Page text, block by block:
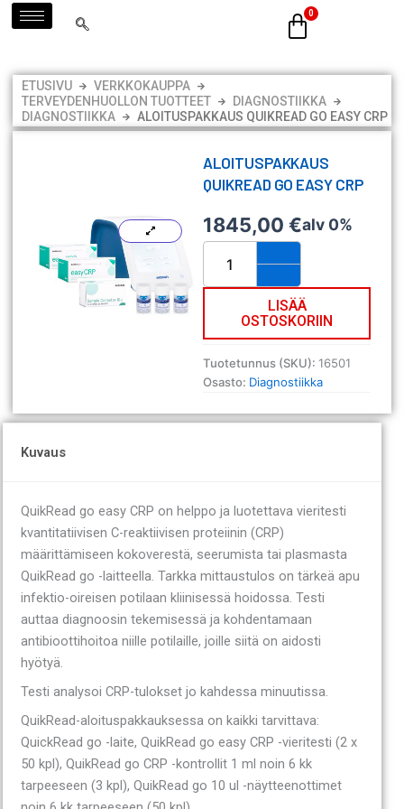
Siirry
sisältöön
ETUSIVU
VERKKOKAUPPA
TERVEYDENHUOLLON TUOTTEET
DIAGNOSTIIKKA
DIAGNOSTIIKKA
ALOITUSPAKKAUS QUIKREAD GO EASY CRP
ALOITUSPAKKAUS
QUIKREAD GO EASY CRP
1845,00€alv 0%
Aloituspakkaus
QuikRead
go
määrä
LISÄÄ
OSTOSKORIIN
Tuotetunnus (SKU):16501
Osasto: Diagnostiikka
Kuvaus
QuikRead go easy CRP on helppo ja luotettava vieritesti
kvantitatiivisen C-reaktiivisen proteiinin (CRP)
määrittämiseen kokoverestä, seerumista tai plasmasta
QuikRead go -laitteella. Tarkka mittaustulos on tärkeä apu
infektio-oireisen potilaan kliinisessä hoidossa. Testi
auttaa diagnoosin tekemisessä ja kohdentamaan
antibioottihoitoa niille potilaille, joille siitä on aidosti
hyötyä.
Testi analysoi CRP-tulokset jo kahdessa minuutissa.
QuikRead-aloituspakkauksessa on kaikki tarvittava:
QuickRead go -laite, QuikRead go easy CRP -vieritesti (2 x
50 kpl), QuikRead go CRP -kontrollit 1 ml noin 6 kk
tarpeeseen (3 kpl), QuikRead go 10 ul -näytteenottimet